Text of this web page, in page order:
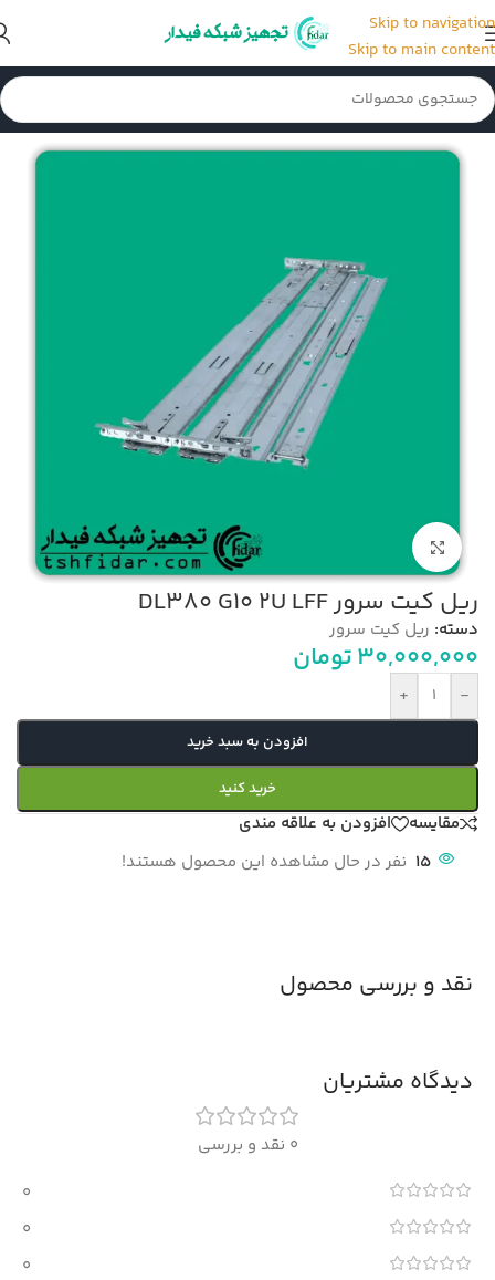
Skip to navigation
Skip to main content
خانه/قطعات و لوازم جانبی سرور/ریل کیت سرور
بزرگنمایی تصویر
ریل کیت سرور DL380 G10 2U LFF
دسته: ریل کیت سرور
30,000,000تومان
-
+
افزودن به سبد خرید
خرید کنید
مقایسه
افزودن به علاقه مندی
15 نفر در حال مشاهده این محصول هستند!
نقد و بررسی محصول
دیدگاه مشتریان
0 نقد و بررسی
0
0
0